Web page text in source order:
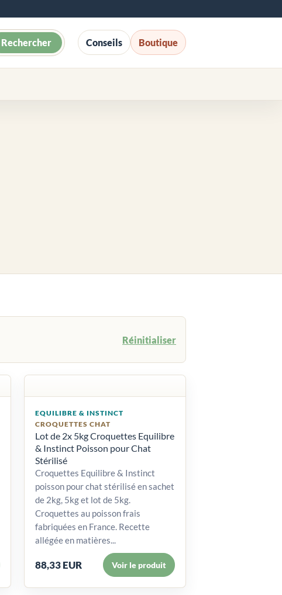
Rechercher Conseils Boutique
Réinitialiser
EQUILIBRE & INSTINCT
CROQUETTES CHAT
Lot de 2x 5kg Croquettes Equilibre
& Instinct Poisson pour Chat
Stérilisé
Croquettes Equilibre & Instinct
poisson pour chat stérilisé en sachet
de 2kg, 5kg et lot de 5kg.
Croquettes au poisson frais
fabriquées en France. Recette
allégée en matières...
88,33 EUR Voir le produit